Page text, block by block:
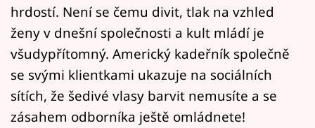
hrdostí. Není se čemu divit, tlak na vzhled
ženy v dnešní společnosti a kult mládí je
všudypřítomný. Americký kadeřník společně
se svými klientkami ukazuje na sociálních
sítích, že šedivé vlasy barvit nemusíte a se
zásahem odborníka ještě omládnete!